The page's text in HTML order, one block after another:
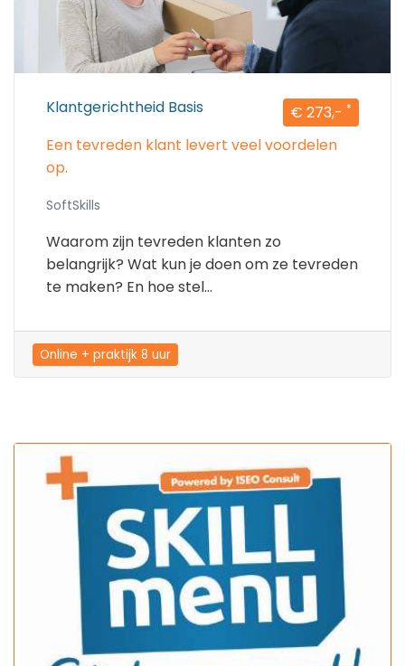
Klantgerichtheid Basis € 273,- *
Een tevreden klant levert veel voordelen
op.
SoftSkills
Waarom zijn tevreden klanten zo
belangrijk? Wat kun je doen om ze tevreden
te maken? En hoe stel...
Online + praktijk 8 uur